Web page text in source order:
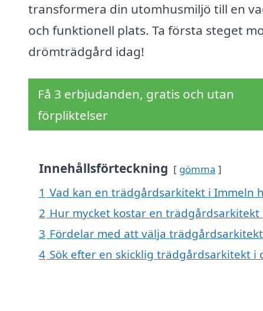
transformera din utomhusmiljö till en
och funktionell plats. Ta första steget
drömträdgård idag!
Få 3 erbjudanden, gratis och utan
förpliktelser
Innehållsförteckning gömma
1 Vad kan en trädgårdsarkitekt i Immeln
2 Hur mycket kostar en trädgårdsarkitekt
3 Fördelar med att välja
4 Sök efter en skicklig trädgårdsarkitekt i